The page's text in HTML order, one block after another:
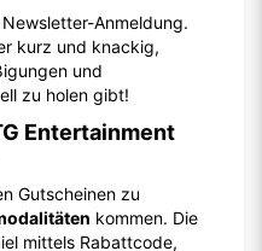
Anmeldung.
kurz und knackig,
und
zu holen gibt!
Entertainment
Gutscheinen zu
kommen. Die
mittels Rabattcode,